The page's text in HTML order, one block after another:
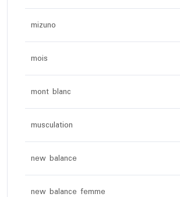
mizuno
mois
mont blanc
musculation
new balance
new balance femme